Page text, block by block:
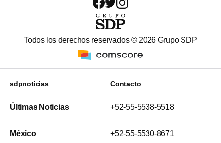
Todos los derechos reservados © 2026 Grupo SDP
sdpnoticias
Últimas Noticias
México
Contacto
+52-55-5538-5518
+52-55-5530-8671